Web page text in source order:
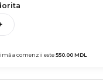
a comenzii este550.00MDL